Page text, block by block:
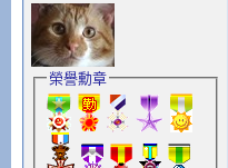
榮譽勳章